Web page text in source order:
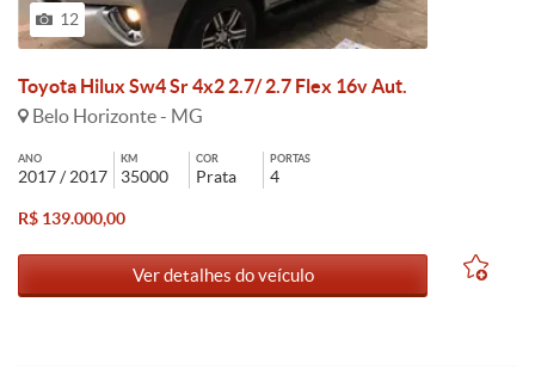
12
Toyota Hilux Sw4 Sr 4x2 2.7/ 2.7 Flex 16v Aut.
Belo Horizonte - MG
ANO
2017 / 2017
KM
35000
COR
Prata
PORTAS
4
R$ 139.000,00
Ver detalhes do veículo